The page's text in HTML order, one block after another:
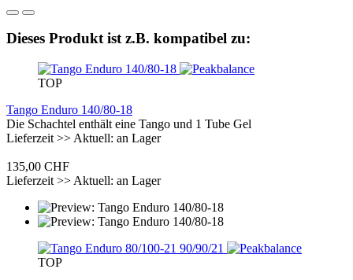
Dieses Produkt ist z.B. kompatibel zu:
TOP
Tango Enduro 140/80-18
Die Schachtel enthält eine Tango und 1 Tube Gel
Lieferzeit >> Aktuell: an Lager
135,00 CHF
Lieferzeit >> Aktuell: an Lager
TOP